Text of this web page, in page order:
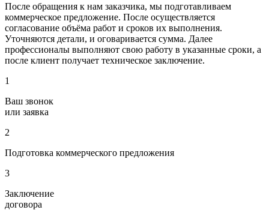
После обращения к нам заказчика, мы подготавливаем
коммерческое предложение. После осуществляется
согласование объёма работ и сроков их выполнения.
Уточняются детали, и оговаривается сумма. Далее
профессионалы выполняют свою работу в указанные сроки, а
после клиент получает техническое заключение.
1
Ваш звонок
или заявка
2
Подготовка коммерческого предложения
3
Заключение
договора